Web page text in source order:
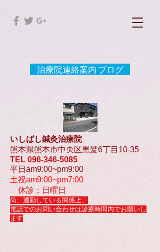
治療院連絡案内 ブログ
いしばし鍼灸治療院
熊本県熊本市中央区黒髪6丁目10-35
TEL 096-346-5085
平日am9:00~pm9:00
土祝am9:00~pm7:00
休診：日曜日
尚、通勤している関係上、
電話でのお問い合わせは診療時間内でお願いし
ます